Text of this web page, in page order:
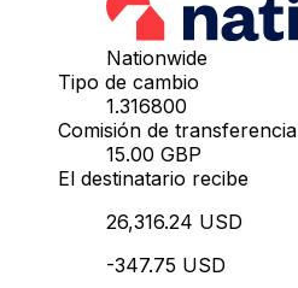
Nationwide
Tipo de cambio
1.316800
Comisión de transferencia
15.00 GBP
El destinatario recibe
26,316.24 USD
-347.75 USD